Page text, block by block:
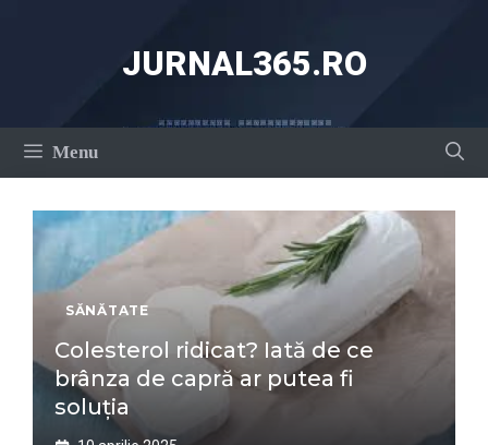
JURNAL365.RO
Menu
SĂNĂTATE
Colesterol ridicat? Iată de ce
brânza de capră ar putea fi
soluția